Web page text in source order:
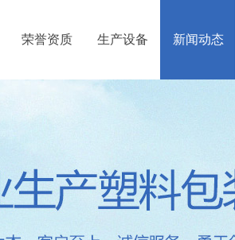
荣誉资质 生产设备 新闻动态